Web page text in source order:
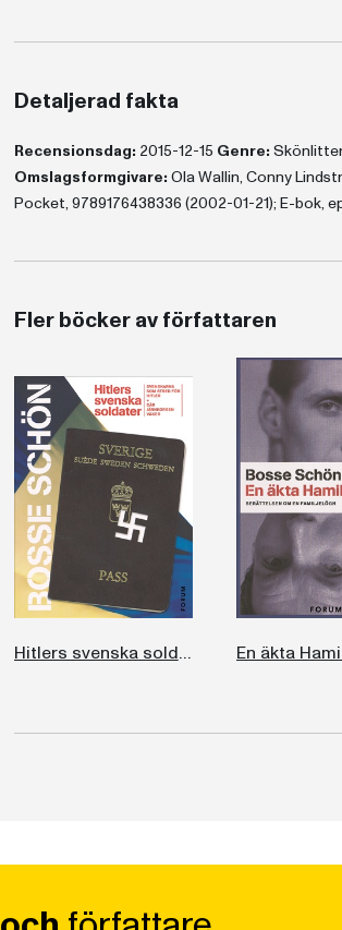
Detaljerad fakta
Recensionsdag: 2015-12-15 Genre:
Omslagsformgivare: Ola Wallin, Conny
Pocket, 9789176438336 (2002-01-21); E-bok,
Fler böcker av författaren
Hitlers svenska soldater En äkta